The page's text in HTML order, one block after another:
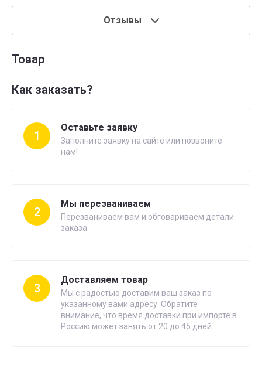
Отзывы
Товар
Как заказать?
1
Оставьте заявку
Заполните заявку на сайте или позвоните
нам!
2
Мы перезваниваем
Перезваниваем вам и обговариваем детали
заказа.
3
Доставляем товар
Мы с радостью доставим ваш заказ по
указанному вами адресу. Обратите
внимание, что время доставки при импорте в
Россию может занять от 20 до 45 дней.